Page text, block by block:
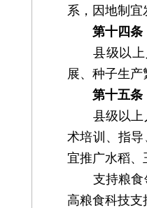
系，因地制
第十四条
县级以上人
展、种子生
第十五条
县级以上人
术培训、指
宜推广水稻
支持粮食领
高粮食科技支